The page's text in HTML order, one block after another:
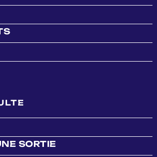
SORTIE